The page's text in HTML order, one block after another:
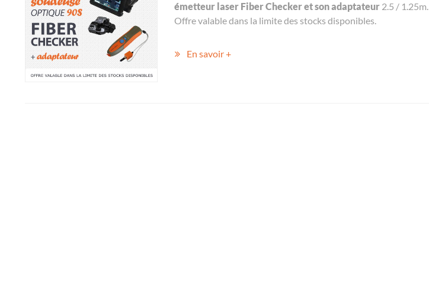
émetteur laser Fiber Checker et son adaptateur2.5 / 1.25m.
Offre valable dans la limite des stocks disponibles.
En savoir +